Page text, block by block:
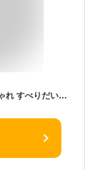
3in1 すべり台 ブランコ 室内 子供用ブランコ おしゃれ すべりだい ロング 屋内 バスケットゴール付き 室内用 室内遊具 ボール付き キッズ 子供 幼児誕生日 プレゼント お祝 豪華セット クリスマスプレゼント